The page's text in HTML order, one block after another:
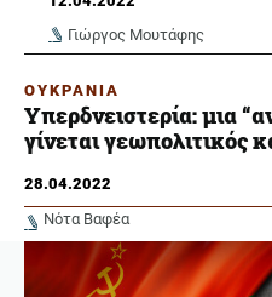
Γιώργος Μουτάφης
ΟΥΚΡΑΝΙΑ
Υπερδνειστερία: μια
γίνεται γεωπολιτικός
28.04.2022
Νότα Βαφέα